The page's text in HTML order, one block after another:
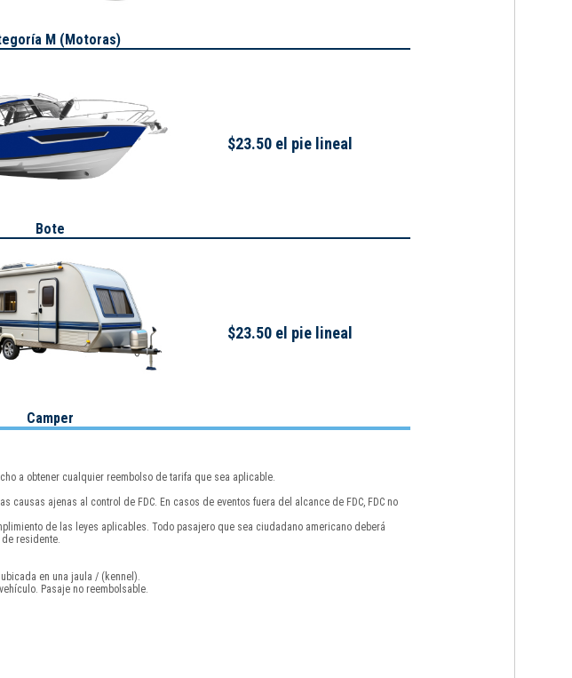
M (Motoras)
Bote
$23.50 el pie lineal
Camper
$23.50 el pie lineal
a obtener cualquier reembolso de tarifa que sea aplicable.
ajenas al control de FDC. En casos de eventos fuera del alcance de FDC, FDC no
de las leyes aplicables. Todo pasajero que sea ciudadano americano deberá
residente.
en una jaula / (kennel).
Pasaje no reembolsable.